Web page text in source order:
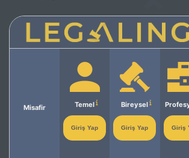
Misafir Temel
Giriş Yap
Bireysel
Giriş Yap Giriş